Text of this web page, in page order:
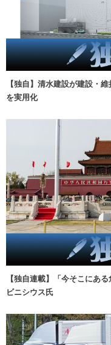
【独自】清水建設が建設・
を実用化
【独自連載】「今そこにあ
ビニシウス氏